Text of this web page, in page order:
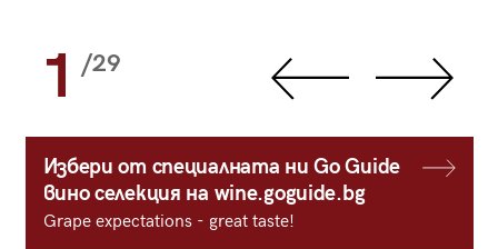
1 /29
Избери от специалната ни Go Guide
вино селекция на wine.goguide.bg
Grape expectations - great taste!